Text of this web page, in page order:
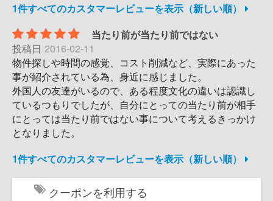
1件すべてのカスタマーレビューを表示（新しい順）
当たり前が当たり前ではない
投稿日 2016-02-11
物件探しや時間の感覚、コスト削減など、実際にあった
事が紹介されている為、身近に感じました。
外国人の友達がいるので、ある程度文化の違いは認識し
ているつもりでしたが、自分にとっての当たり前が相手
にとっては当たり前ではない事について考えるきっかけ
となりました。
1件すべてのカスタマーレビューを表示（新しい順）
クーポンを利用する